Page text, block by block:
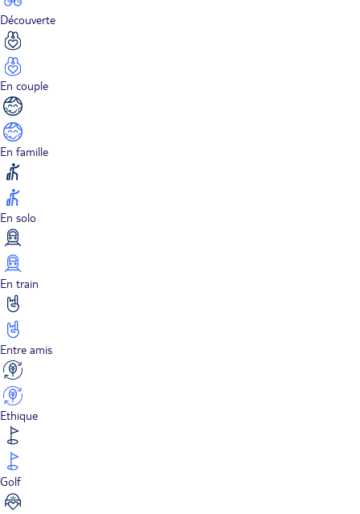
Découverte
En couple
En famille
En solo
En train
Entre amis
Ethique
Golf